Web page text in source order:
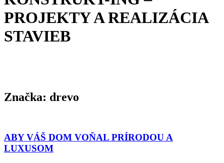
PROJEKTY A REALIZÁCIA
STAVIEB
Značka: drevo
ABY VÁŠ DOM VOŇAL PRÍRODOU A
LUXUSOM